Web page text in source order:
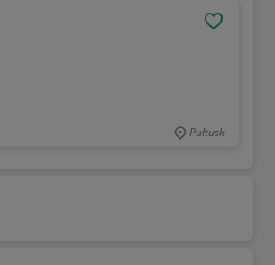
Pułtusk